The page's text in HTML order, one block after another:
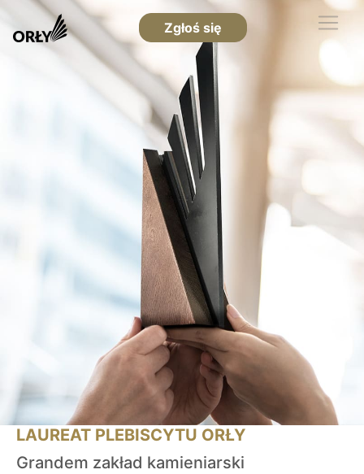
Zgłoś się
LAUREAT PLEBISCYTU ORŁY
Grandem zakład kamieniarski